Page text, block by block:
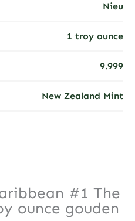
Nieu
1 troy ounce
9.999
New Zealand Mint
#1 The
ounce gouden